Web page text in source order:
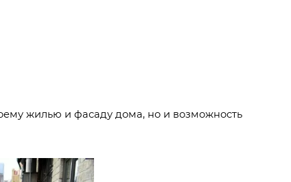
жилью и фасаду дома, но и возможность